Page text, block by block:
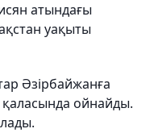
атындағы
уақыты
Әзірбайжанға
ойнайды.